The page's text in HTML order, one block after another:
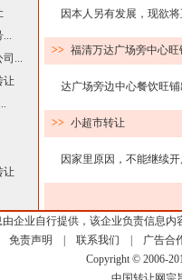
...
司...
让
让
因本人另有发展，现欲将
>> 福清万达广场旁中心
达广场旁边中心餐饮旺铺
>> 小超市转让
因家里原因，不能继续开
企业自行提供，该企业负责信息
免责声明
联系我们
广告合
Copyright © 2006-